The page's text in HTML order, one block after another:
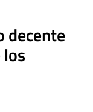
decente